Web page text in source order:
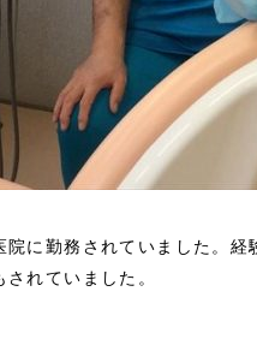
院に勤務されていました。
れていました。